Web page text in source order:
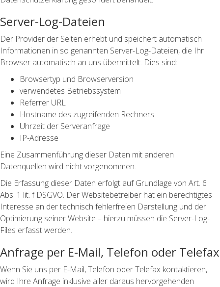
Server-Log-Dateien
Der Provider der Seiten erhebt und speichert automatisch
Informationen in so genannten Server-Log-Dateien, die Ihr
Browser automatisch an uns übermittelt. Dies sind:
Browsertyp und Browserversion
verwendetes Betriebssystem
Referrer URL
Hostname des zugreifenden Rechners
Uhrzeit der Serveranfrage
IP-Adresse
Eine Zusammenführung dieser Daten mit anderen
Datenquellen wird nicht vorgenommen.
Die Erfassung dieser Daten erfolgt auf Grundlage von Art. 6
Abs. 1 lit. f DSGVO. Der Websitebetreiber hat ein berechtigtes
Interesse an der technisch fehlerfreien Darstellung und der
Optimierung seiner Website – hierzu müssen die Server-Log-
Files erfasst werden.
Anfrage per E-Mail, Telefon oder Telefax
Wenn Sie uns per E-Mail, Telefon oder Telefax kontaktieren,
wird Ihre Anfrage inklusive aller daraus hervorgehenden